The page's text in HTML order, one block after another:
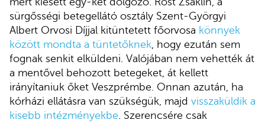
sürgősségi betegellátó osztály Szent-Györgyi
Albert Orvosi Díjjal kitüntetett főorvosa könnyek
között mondta a tüntetőknek, hogy ezután sem
fognak senkit elküldeni. Valójában nem vehették át
a mentővel behozott betegeket, át kellett
irányítaniuk őket Veszprémbe. Onnan azután, ha
kórházi ellátásra van szükségük, majd visszaküldik a
kisebb intézményekbe. Szerencsére csak